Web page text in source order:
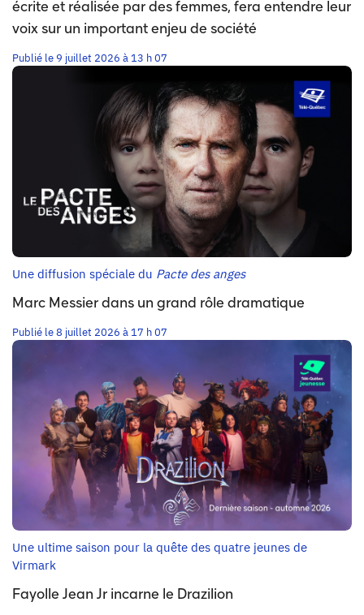
écrite et réalisée par des femmes, fera entendre leur
voix sur un important enjeu de société
Publié le 9 juillet 2026 à 13 h 07
Une diffusion spéciale du Pacte des anges
Marc Messier dans un grand rôle dramatique
Publié le 8 juillet 2026 à 17 h 07
Une ultime saison pour la quête des quatre jeunes de
Virmark
Fayolle Jean Jr incarne le Drazilion